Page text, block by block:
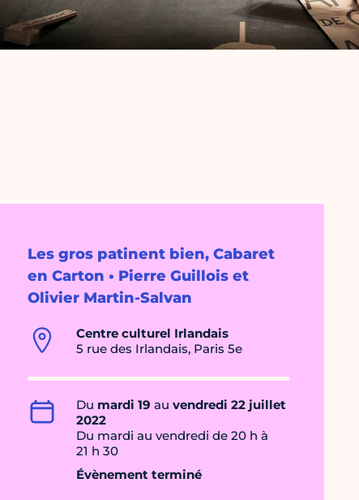
Les gros patinent bien, Cabaret
en Carton • Pierre Guillois et
Olivier Martin-Salvan
Centre culturel Irlandais
5 rue des Irlandais, Paris 5e
Du mardi 19 au vendredi 22 juillet
2022
Du mardi au vendredi de 20 h à
21 h 30
Évènement terminé